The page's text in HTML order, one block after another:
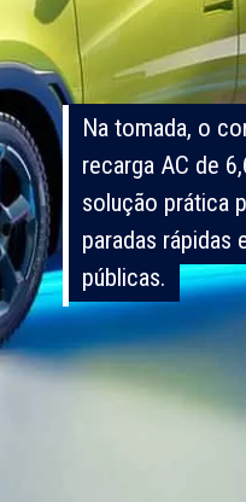
Na tomada, o
recarga AC de
solução prática
paradas rápidas
públicas.
Na tomada, o
recarga AC de
solução prática
paradas rápidas
públicas.